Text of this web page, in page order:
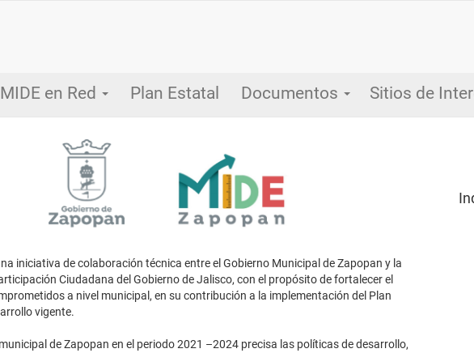
MIDE en Red Plan Estatal Documentos Sitios de
iniciativa de colaboración técnica entre el Gobierno Municipal de Zapopan y la
Ciudadana del Gobierno de Jalisco, con el propósito de fortalecer el
a nivel municipal, en su contribución a la implementación del Plan
vigente.
de Zapopan en el periodo 2021 –2024 precisa las políticas de desarrollo,